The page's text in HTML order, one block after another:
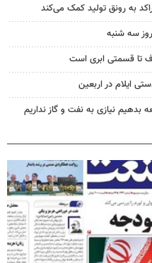
به رونق تولید کمک می‌کند
تا قسمتی ابری است
بدهیم نیازی به نفت و گاز نداریم